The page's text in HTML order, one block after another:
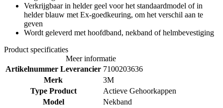
Verkrijgbaar in helder geel voor het standaardmodel of in
helder blauw met Ex-goedkeuring, om het verschil aan te
geven
Wordt geleverd met hoofdband, nekband of helmbevestiging
Product specificaties
Meer informatie
Artikelnummer Leverancier 7100203636
Merk
3M
Type Product
Actieve Gehoorkappen
Model
Nekband